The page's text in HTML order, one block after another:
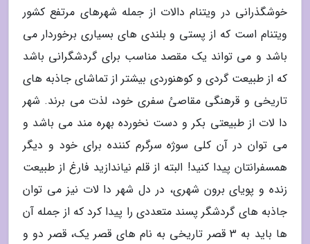
خوشگذرانی در ویتنام دالات از جمله شهرهای مرتفع کشور
ویتنام است که از پستی و بلندی های بسیاری برخوردار می
باشد و می تواند یک مقصد مناسب برای گردشگرانی باشد
که از طبیعت گردی و کوهنوردی بیشتر از تماشای جاذبه های
تاریخی و قرهنگی مقاصئ سفری خود، لذت می برند. شهر
دا لات از طبیعتی بکر و دست نخورده بهره مند می باشد و
می توان در آن کلی سوژه سرگرم کننده برای خود و دیگر
همسفرانتان پیدا کنید! البته از قلم نیاندازید فارغ از طبیعت
زنده و پویای برون شهری، در دل شهر دا لات نیز می توان
جاذبه های گردشگر پسند متعددی را پیدا کرد که از جمله آن
ها باید به 3 قصر تاریخی به نام های قصر یک، قصر دو و